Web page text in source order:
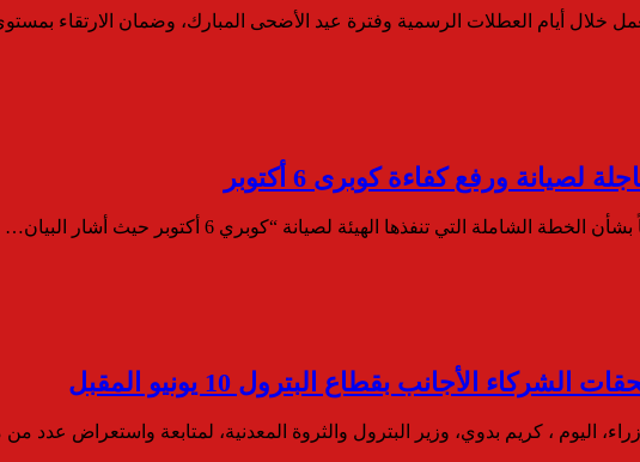
خلال أيام العطلات الرسمية وفترة عيد الأضحى المبارك، وضمان الارتقاء
ورفع كفاءة كوبرى 6 أكتوبر
التي تنفذها الهيئة لصيانة “كوبري 6 أكتوبر حيث أشار البيان…
الأجانب بقطاع البترول 10 يونيو المقبل
اليوم ، كريم بدوي، وزير البترول والثروة المعدنية، لمتابعة واستعراض عدد